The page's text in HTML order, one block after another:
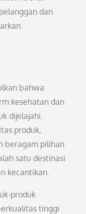
dan
bahwa
kesehatan dan
dijelajahi.
produk,
beragam pilihan
satu destinasi
kecantikan.
produk
tinggi